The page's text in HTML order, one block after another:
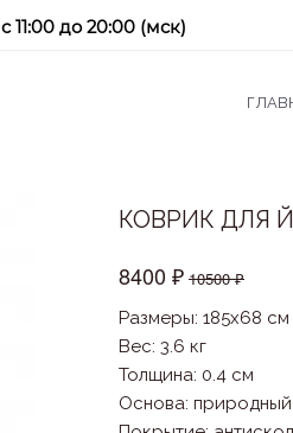
с 11:00 до 20:00 (мск)
КОВРИК ДЛЯ
8400 ₽ 10500 ₽
Размеры: 185x68 см
Вес: 3.6 кг
Толщина: 0.4 см
Основа: природный